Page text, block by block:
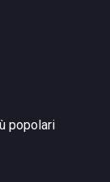
popolari